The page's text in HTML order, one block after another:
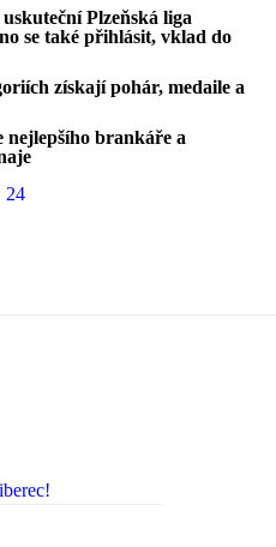
Plzeňská liga
se také přihlásit, vklad do
získají pohár, medaile a
nejlepšího brankáře a
24